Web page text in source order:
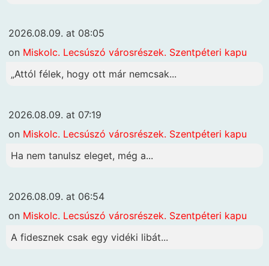
2026.08.09. at 08:05
on Miskolc. Lecsúszó városrészek. Szentpéteri kapu
„Attól félek, hogy ott már nemcsak...
2026.08.09. at 07:19
on Miskolc. Lecsúszó városrészek. Szentpéteri kapu
Ha nem tanulsz eleget, még a...
2026.08.09. at 06:54
on Miskolc. Lecsúszó városrészek. Szentpéteri kapu
A fidesznek csak egy vidéki libát...